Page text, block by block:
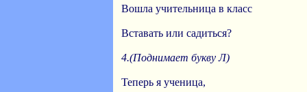
Вошла учительница в класс
Вставать или садиться?
4.(Поднимает букву Л)
Теперь я ученица,